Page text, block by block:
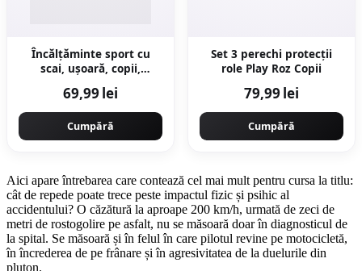
Încălțăminte sport cu
scai, ușoară, copii,
69,99 lei
Cumpără
Set 3 perechi protecții
role Play Roz Copii
79,99 lei
Cumpără
Aici apare întrebarea care contează cel mai mult pentru cursa la titlu:
cât de repede poate trece peste impactul fizic și psihic al
accidentului? O căzătură la aproape 200 km/h, urmată de zeci de
metri de rostogolire pe asfalt, nu se măsoară doar în diagnosticul de
la spital. Se măsoară și în felul în care pilotul revine pe motocicletă,
în încrederea de pe frânare și în agresivitatea de la duelurile din
pluton.